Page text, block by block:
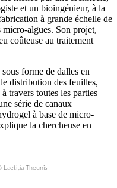
et un bioingénieur, à la
à grande échelle de
micro-algues. Son projet,
coûteuse au traitement
forme de dalles en
distribution des feuilles,
travers toutes les parties
série de canaux
à base de micro-
la chercheuse en
Theunis